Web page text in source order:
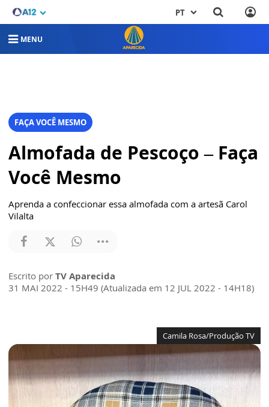
PT
MENU
FAÇA VOCÊ MESMO
Almofada de Pescoço – Faça
Você Mesmo
Aprenda a confeccionar essa almofada com a artesã Carol
Vilalta
Escrito por TV Aparecida
31 MAI 2022 - 15H49 (Atualizada em 12 JUL 2022 - 14H18)
Camila Rosa/Produção TV